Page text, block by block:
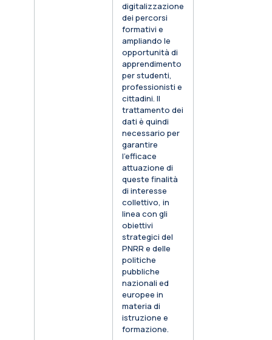
digitalizzazione
dei percorsi
formativi e
ampliando le
opportunità di
apprendimento
per studenti,
professionisti e
cittadini. Il
trattamento dei
dati è quindi
necessario per
garantire
l’efficace
attuazione di
queste finalità
di interesse
collettivo, in
linea con gli
obiettivi
strategici del
PNRR e delle
politiche
pubbliche
nazionali ed
europee in
materia di
istruzione e
formazione.